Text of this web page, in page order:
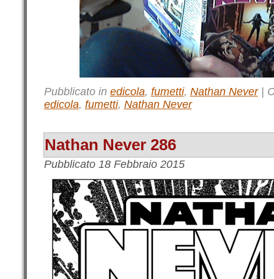
Pubblicato in edicola, fumetti, Nathan Never|
edicola, fumetti, Nathan Never
Nathan Never 286
Pubblicato 18 Febbraio 2015